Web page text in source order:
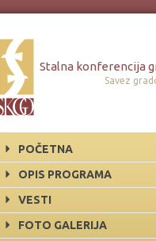
Stalna konferencija
Savez
POČETNA
OPIS PROGRAMA
VESTI
FOTO GALERIJA